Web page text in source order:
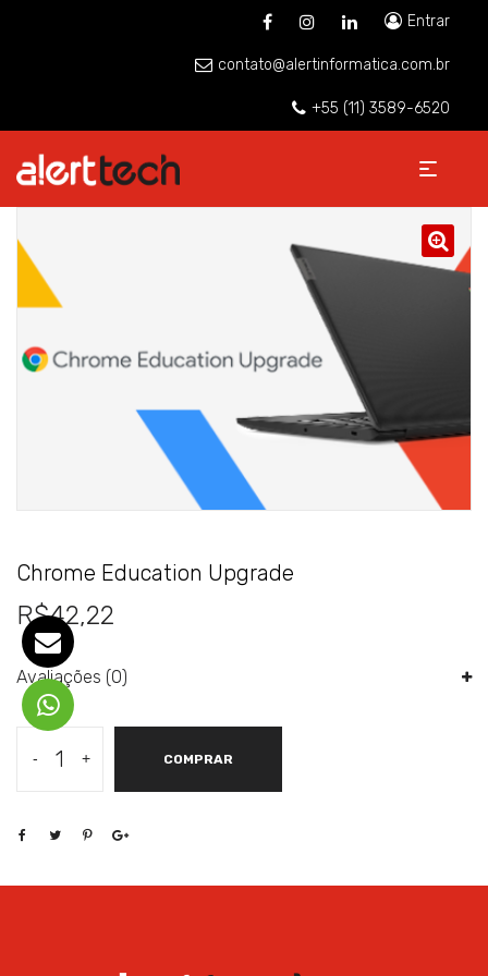
Entrar
contato@alertinformatica.com.br
+55 (11) 3589-6520
Chrome Education Upgrade
R$42,22
Avaliações (0)
-
Chrome
+ COMPRAR